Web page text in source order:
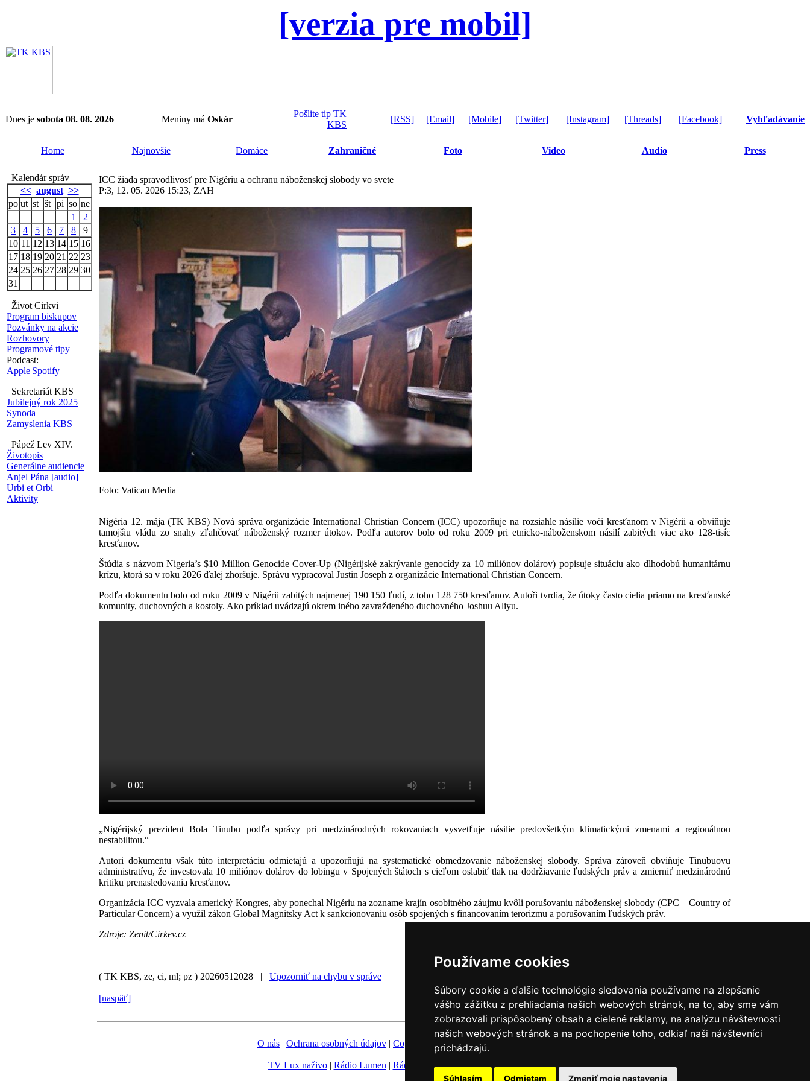
Používame cookies
Súbory cookie a ďalšie technológie sledovania používame na zlepšenie
vášho zážitku z prehliadania našich webových stránok, na to, aby sme vám
zobrazovali prispôsobený obsah a cielené reklamy, na analýzu návštevnosti
našich webových stránok a na pochopenie toho, odkiaľ naši návštevníci
prichádzajú.
Súhlasím Odmietam Zmeniť moje nastavenia
[verzia pre mobil]
Dnes je sobota 08. 08. 2026 Meniny má Oskár
Pošlite tip TK
KBS
[RSS] [Email] [Mobile] [Twitter] [Instagram] [Threads] [Facebook] Vyhľadávanie
Home Najnovšie Domáce Zahraničné Foto Video Audio Press
Kalendár správ
<< august >>
po ut st št pi so ne
1
2
3
4 5 6 7 8
9
10 11 12 13 14 15 16
17 18 19 20 21 22 23
24 25 26 27 28 29 30
31
Život Cirkvi
Program biskupov
Pozvánky na akcie
Rozhovory
Programové tipy
Podcast:
Apple|Spotify
Sekretariát KBS
Jubilejný rok 2025
Synoda
Zamyslenia KBS
Pápež Lev XIV.
Životopis
Generálne audiencie
Anjel Pána [audio]
Urbi et Orbi
Aktivity
ICC žiada spravodlivosť pre Nigériu a ochranu náboženskej slobody vo svete
P:3, 12. 05. 2026 15:23, ZAH
Foto: Vatican Media
Nigéria 12. mája (TK KBS) Nová správa organizácie International Christian Concern (ICC) upozorňuje na rozsiahle násilie voči kresťanom v Nigérii a obviňuje
tamojšiu vládu zo snahy zľahčovať náboženský rozmer útokov. Podľa autorov bolo od roku 2009 pri etnicko-náboženskom násilí zabitých viac ako 128-tisíc
kresťanov.
Štúdia s názvom Nigeria’s $10 Million Genocide Cover-Up (Nigérijské zakrývanie genocídy za 10 miliónov dolárov) popisuje situáciu ako dlhodobú humanitárnu
krízu, ktorá sa v roku 2026 ďalej zhoršuje. Správu vypracoval Justin Joseph z organizácie International Christian Concern.
Podľa dokumentu bolo od roku 2009 v Nigérii zabitých najmenej 190 150 ľudí, z toho 128 750 kresťanov. Autoři tvrdia, že útoky často cielia priamo na kresťanské
komunity, duchovných a kostoly. Ako príklad uvádzajú okrem iného zavraždeného duchovného Joshuu Aliyu.
„Nigérijský prezident Bola Tinubu podľa správy pri medzinárodných rokovaniach vysvetľuje násilie predovšetkým klimatickými zmenami a regionálnou
nestabilitou.“
Autori dokumentu však túto interpretáciu odmietajú a upozorňujú na systematické obmedzovanie náboženskej slobody. Správa zároveň obviňuje Tinubuovu
administratívu, že investovala 10 miliónov dolárov do lobingu v Spojených štátoch s cieľom oslabiť tlak na dodržiavanie ľudských práv a zmierniť medzinárodnú
kritiku prenasledovania kresťanov.
Organizácia ICC vyzvala americký Kongres, aby ponechal Nigériu na zozname krajín osobitného záujmu kvôli porušovaniu náboženskej slobody (CPC – Country of
Particular Concern) a využil zákon Global Magnitsky Act k sankcionovaniu osôb spojených s financovaním terorizmu a porušovaním ľudských práv.
Zdroje: Zenit/Cirkev.cz
( TK KBS, ze, ci, ml; pz ) 20260512028 | Upozorniť na chybu v správe |
[naspäť]
O nás | Ochrana osobných údajov | Copyright Fotobanka |Hovorca KBS
TV Lux naživo| Rádio Lumen | Rádio Vatikán|SSV|Katolícke noviny|Výveska|Do kostola